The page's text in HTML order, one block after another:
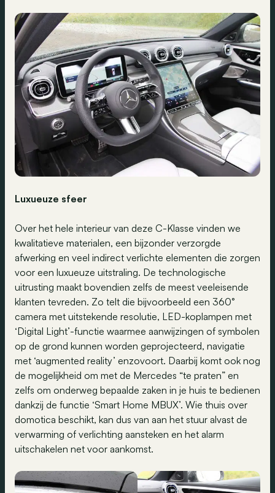
Luxueuze sfeer
Over het hele interieur van deze C-Klasse vinden we
kwalitatieve materialen, een bijzonder verzorgde
afwerking en veel indirect verlichte elementen die zorgen
voor een luxueuze uitstraling. De technologische
uitrusting maakt bovendien zelfs de meest veeleisende
klanten tevreden. Zo telt die bijvoorbeeld een 360°
camera met uitstekende resolutie, LED-koplampen met
‘Digital Light’-functie waarmee aanwijzingen of symbolen
op de grond kunnen worden geprojecteerd, navigatie
met ‘augmented reality’ enzovoort. Daarbij komt ook nog
de mogelijkheid om met de Mercedes “te praten” en
zelfs om onderweg bepaalde zaken in je huis te bedienen
dankzij de functie ‘Smart Home MBUX’. Wie thuis over
domotica beschikt, kan dus van aan het stuur alvast de
verwarming of verlichting aansteken en het alarm
uitschakelen net voor aankomst.